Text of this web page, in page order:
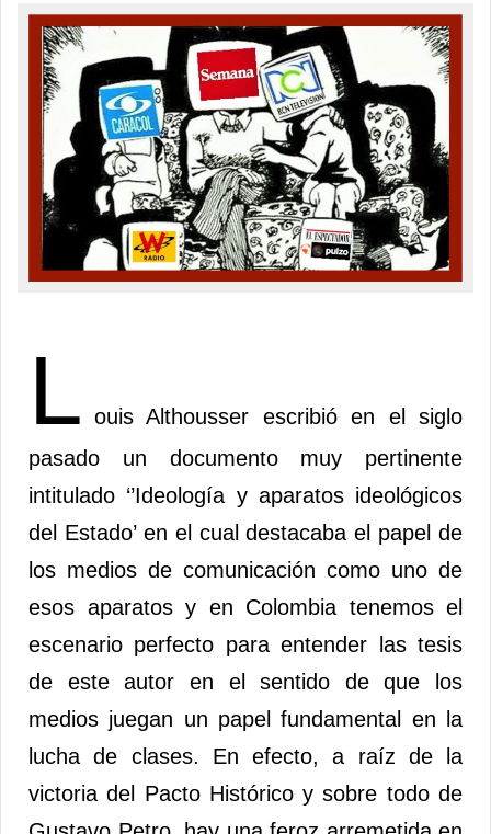
L ouis Althousser escribió en el siglo
pasado un documento muy pertinente
intitulado ‘’Ideología y aparatos ideológicos
del Estado’ en el cual destacaba el papel de
los medios de comunicación como uno de
esos aparatos y en Colombia tenemos el
escenario perfecto para entender las tesis
de este autor en el sentido de que los
medios juegan un papel fundamental en la
lucha de clases. En efecto, a raíz de la
victoria del Pacto Histórico y sobre todo de